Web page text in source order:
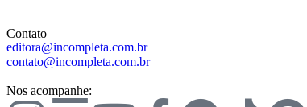
Contato
editora@incompleta.com.br
contato@incompleta.com.br
Nos acompanhe: